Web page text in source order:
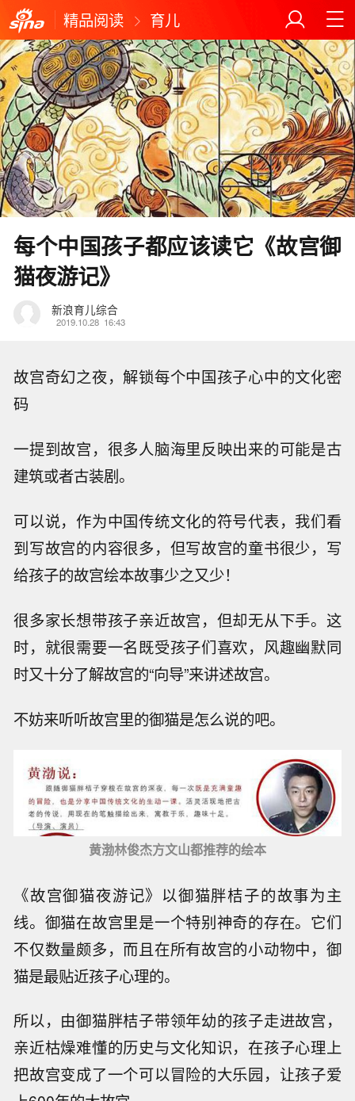
精品阅读 育儿
每个中国孩子都应该读它《故宫御
猫夜游记》
新浪育儿综合
2019.10.28 16:43
故宫奇幻之夜，解锁每个中国孩子心中的文化密
码
一提到故宫，很多人脑海里反映出来的可能是古
建筑或者古装剧。
可以说，作为中国传统文化的符号代表，我们看
到写故宫的内容很多，但写故宫的童书很少，写
给孩子的故宫绘本故事少之又少！
很多家长想带孩子亲近故宫，但却无从下手。这
时，就很需要一名既受孩子们喜欢，风趣幽默同
时又十分了解故宫的“向导”来讲述故宫。
不妨来听听故宫里的御猫是怎么说的吧。
黄渤林俊杰方文山都推荐的绘本
《故宫御猫夜游记》以御猫胖桔子的故事为主
线。御猫在故宫里是一个特别神奇的存在。它们
不仅数量颇多，而且在所有故宫的小动物中，御
猫是最贴近孩子心理的。
所以，由御猫胖桔子带领年幼的孩子走进故宫，
亲近枯燥难懂的历史与文化知识，在孩子心理上
把故宫变成了一个可以冒险的大乐园，让孩子爱